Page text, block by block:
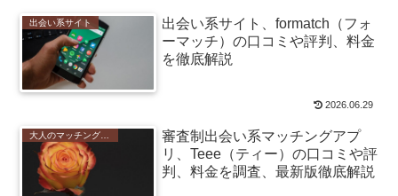
出会い系サイト
出会い系サイト、formatch（フォ
ーマッチ）の口コミや評判、料金
を徹底解説
2026.06.29
審査制出会い系マッチングアプ
リ、Teee（ティー）の口コミや評
判、料金を調査、最新版徹底解説